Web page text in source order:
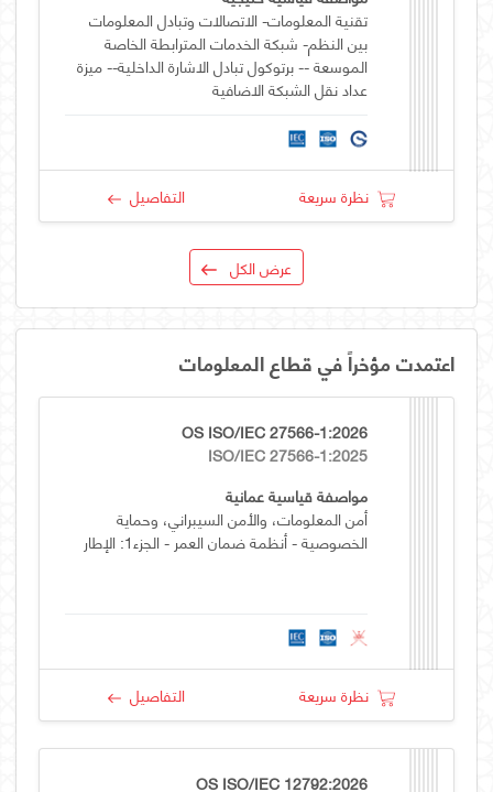
تقنية المعلومات- الاتصالات وتبادل المعلومات
بين النظم- شبكة الخدمات المترابطة الخاصة
الموسعة -- برتوكول تبادل الاشارة الداخلية-- ميزة
عداد نقل الشبكة الاضافية
نظرة سريعة التفاصيل
عرض الكل
اعتمدت مؤخراً في قطاع المعلومات
OS ISO/IEC 27566-1:2026
ISO/IEC 27566-1:2025
مواصفة قياسية عمانية
أمن المعلومات، والأمن السيبراني، وحماية
الخصوصية - أنظمة ضمان العمر - الجزء1: الإطار
نظرة سريعة التفاصيل
OS ISO/IEC 12792:2026